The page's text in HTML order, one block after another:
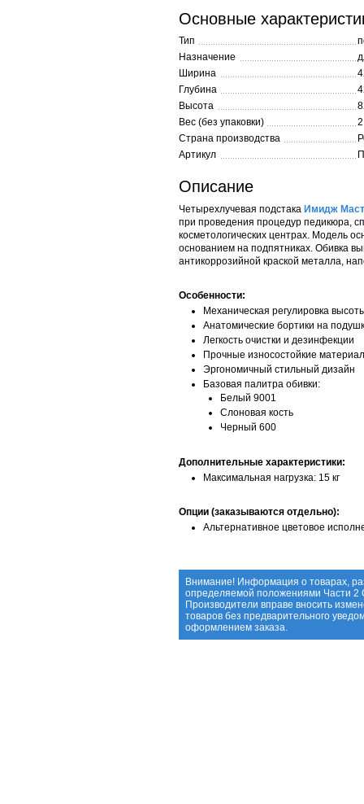
Основные
Тип
Назначение
Ширина
Глубина
Высота
Вес (без упаковки)
Страна производства
Артикул
Описание
Четырехлучевая подстака Имидж
при проведения процедур педикюра,
косметологических центрах. Модель
основанием на подпятниках. Обивка
антикоррозийной краской металла,
Особенности:
Механическая регулировка
Анатомические бортики на
Легкость очистки и дезинфекции
Прочные износостойкие
Эргономичный стильный дизайн
Базовая палитра обивки:
Белый 9001
Слоновая кость
Черный 600
Дополнительные характеристики:
Максимальная нагрузка: 15 кг
Опции (заказываются отдельно):
Альтернативное цветовое
Внимание! Информация о товарах,
определяемой положениями Части 2
Производители вправе вносить
товаров без предварительного
оформлением заказа.